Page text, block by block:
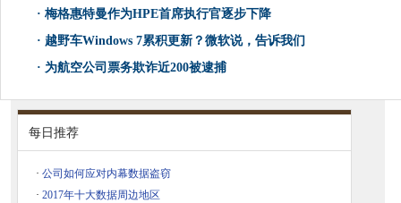
· 梅格惠特曼作为HPE首席执行官逐步下降
· 越野车Windows 7累积更新？微软说，告诉我们
· 为航空公司票务欺诈近200被逮捕
每日推荐
· 公司如何应对内幕数据盗窃
· 2017年十大数据周边地区